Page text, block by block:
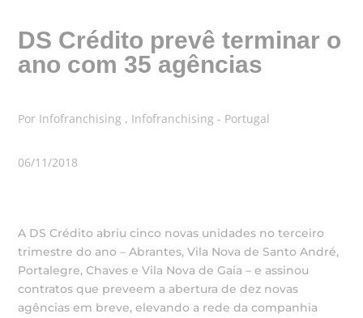
DS Crédito prevê terminar o
ano com 35 agências
Por Infofranchising , Infofranchising - Portugal
06/11/2018
A DS Crédito abriu cinco novas unidades no terceiro
trimestre do ano – Abrantes, Vila Nova de Santo André,
Portalegre, Chaves e Vila Nova de Gaia – e assinou
contratos que preveem a abertura de dez novas
agências em breve, elevando a rede da companhia